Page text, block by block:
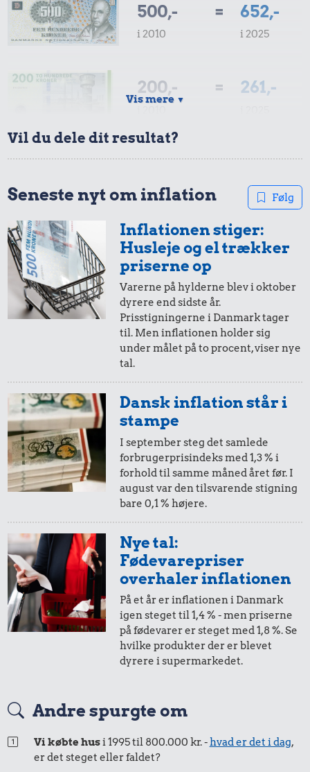
500,-
i 2010
= 652,-
i 2025
200,- = 261,-
100,-
i 2010
= 130,-
i 2025
50,-
i 2010
= 65,-
20,-
i 2010
= 26,-
i 2025
13,-
5,-
i 2010
= 7,-
i 2025
2,-
i 2010 i 2025
1,-
i 2010
= 1,-
i 2025
i 2010
Vis mere ▼
Vil du dele dit resultat?
Seneste nyt om inflation Følg
Inflationen stiger:
Husleje og el trækker
priserne op
Varerne på hylderne blev i oktober
dyrere end sidste år.
Prisstigningerne i Danmark tager
til. Men inflationen holder sig
under målet på to procent, viser nye
tal.
Dansk inflation står i
stampe
I september steg det samlede
forbrugerprisindeks med 1,3 % i
forhold til samme måned året før. I
august var den tilsvarende stigning
bare 0,1 % højere.
Nye tal:
Fødevarepriser
overhaler inflationen
På et år er inflationen i Danmark
igen steget til 1,4 % - men priserne
på fødevarer er steget med 1,8 %. Se
hvilke produkter der er blevet
dyrere i supermarkedet.
Andre spurgte om
Vi købte husi 1995 til 800.000 kr. -hvad er det i dag,
er det steget eller faldet?